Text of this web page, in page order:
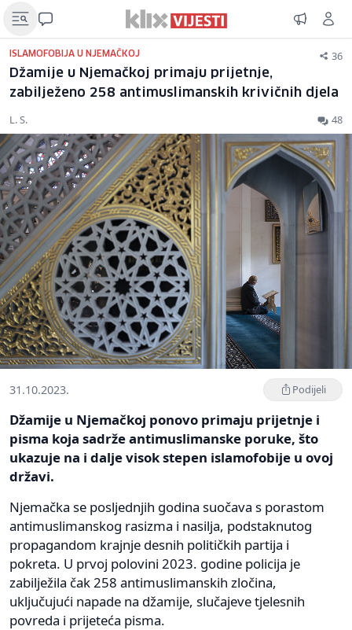
ISLAMOFOBIJA U NJEMAČKOJ 36
Džamije u Njemačkoj primaju prijetnje,
zabilježeno 258 antimuslimanskih krivičnih djela
L. S. 48
31.10.2023. Podijeli
Džamije u Njemačkoj ponovo primaju prijetnje i
pisma koja sadrže antimuslimanske poruke, što
ukazuje na i dalje visok stepen islamofobije u ovoj
državi.
Njemačka se posljednjih godina suočava s porastom
antimuslimanskog rasizma i nasilja, podstaknutog
propagandom krajnje desnih političkih partija i
pokreta. U prvoj polovini 2023. godine policija je
zabilježila čak 258 antimuslimanskih zločina,
uključujući napade na džamije, slučajeve tjelesnih
povreda i prijeteća pisma.